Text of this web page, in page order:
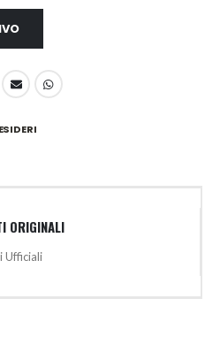
ORIGINALI
Ufficiali